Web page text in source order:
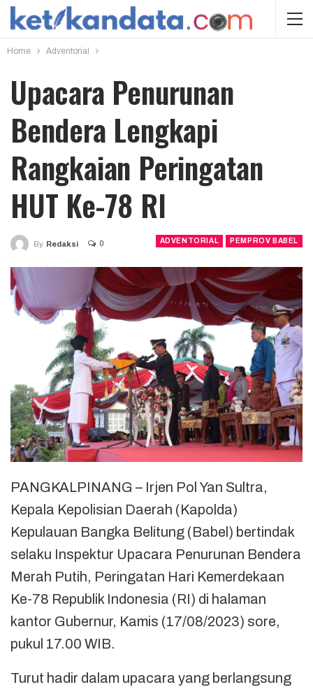
Home Adventorial
Upacara Penurunan
Bendera Lengkapi
Rangkaian Peringatan
HUT Ke-78 RI
ADVENTORIAL PEMPROV BABEL
By Redaksi 0
PANGKALPINANG – Irjen Pol Yan Sultra,
Kepala Kepolisian Daerah (Kapolda)
Kepulauan Bangka Belitung (Babel) bertindak
selaku Inspektur Upacara Penurunan Bendera
Merah Putih, Peringatan Hari Kemerdekaan
Ke-78 Republik Indonesia (RI) di halaman
kantor Gubernur, Kamis (17/08/2023) sore,
pukul 17.00 WIB.
Turut hadir dalam upacara yang berlangsung